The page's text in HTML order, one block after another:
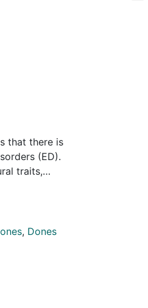
that there is
(ED).
traits,
Direct
After
patients (31
of
were
, Dones